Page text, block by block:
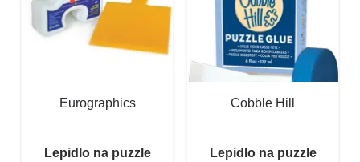
Eurographics
Lepidlo na puzzle
Cobble Hill
Lepidlo na puzzle